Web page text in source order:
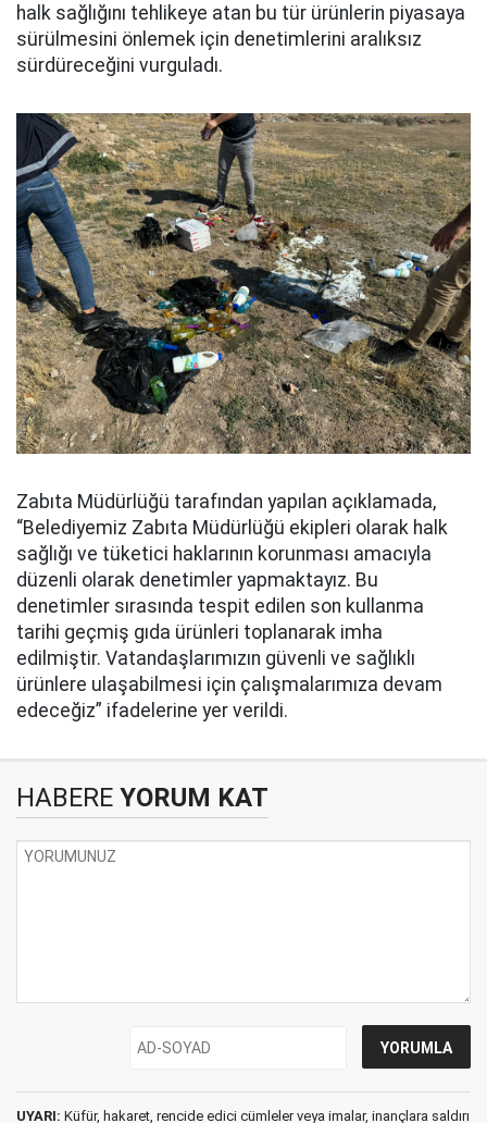
halk sağlığını tehlikeye atan bu tür ürünlerin piyasaya
sürülmesini önlemek için denetimlerini aralıksız
sürdüreceğini vurguladı.
Zabıta Müdürlüğü tarafından yapılan açıklamada,
“Belediyemiz Zabıta Müdürlüğü ekipleri olarak halk
sağlığı ve tüketici haklarının korunması amacıyla
düzenli olarak denetimler yapmaktayız. Bu
denetimler sırasında tespit edilen son kullanma
tarihi geçmiş gıda ürünleri toplanarak imha
edilmiştir. Vatandaşlarımızın güvenli ve sağlıklı
ürünlere ulaşabilmesi için çalışmalarımıza devam
edeceğiz” ifadelerine yer verildi.
HABERE YORUM KAT
UYARI: Küfür, hakaret, rencide edici cümleler veya imalar, inançlara saldırı